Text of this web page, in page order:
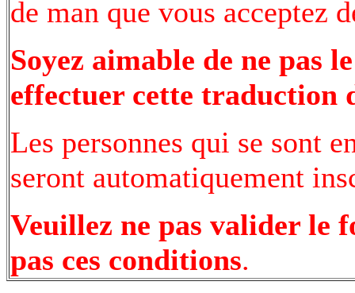
de man que vous acceptez
Soyez aimable de ne pas
effectuer cette traduction
Les personnes qui se sont
seront automatiquement
Veuillez ne pas valider le
pas ces conditions.